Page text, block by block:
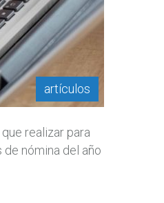
artículos
realizar para
nómina del año